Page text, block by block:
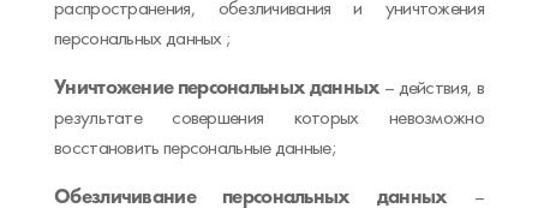
распространения, обезличивания и уничтожения
персональных данных ;
Уничтожение персональных данных – действия, в
результате совершения которых невозможно
восстановить персональные данные;
Обезличивание персональных данных –